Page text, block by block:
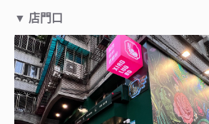
▼ 店門口